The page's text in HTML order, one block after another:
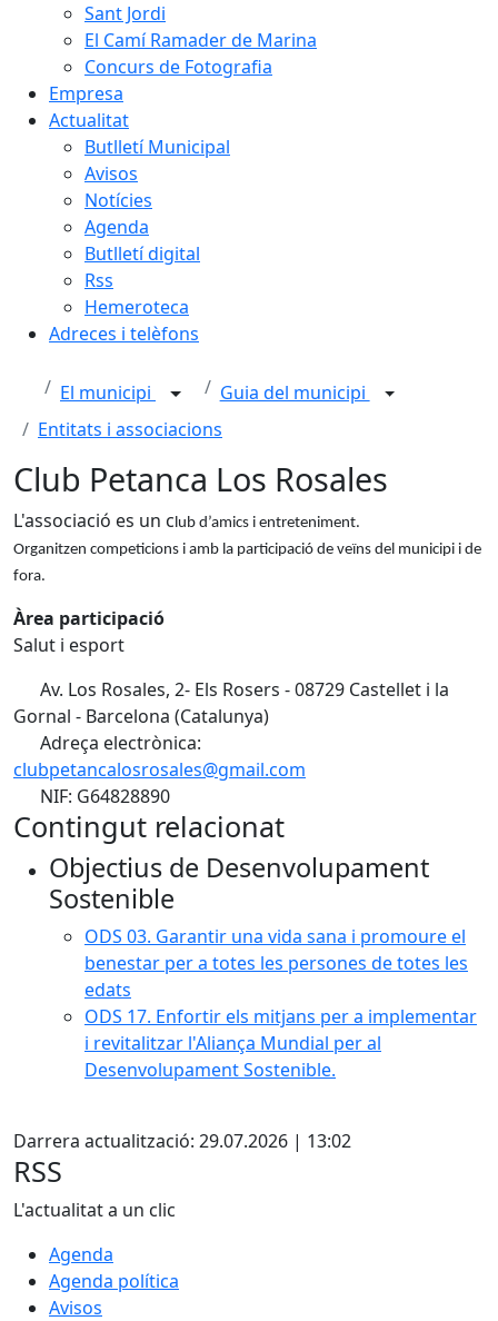
Sant Jordi
El Camí Ramader de Marina
Concurs de Fotografia
Empresa
Actualitat
Butlletí Municipal
Avisos
Notícies
Agenda
Butlletí digital
Rss
Hemeroteca
Adreces i telèfons
El municipi
Guia del municipi
Entitats i associacions
Club Petanca Los Rosales
L'associació es un club d’amics i entreteniment.
Organitzen competicions i amb la participació de veïns del municipi i de
fora.
Àrea participació
Salut i esport
Av. Los Rosales, 2- Els Rosers - 08729 Castellet i la
Gornal - Barcelona (Catalunya)
Adreça electrònica:
clubpetancalosrosales@gmail.com
NIF: G64828890
Contingut relacionat
Objectius de Desenvolupament
Sostenible
ODS 03. Garantir una vida sana i promoure el
benestar per a totes les persones de totes les
edats
ODS 17. Enfortir els mitjans per a implementar
i revitalitzar l'Aliança Mundial per al
Desenvolupament Sostenible.
Darrera actualització: 29.07.2026 | 13:02
RSS
L'actualitat a un clic
Agenda
Agenda política
Avisos